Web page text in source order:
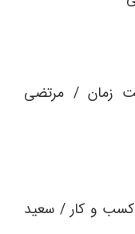
زمان / مرتضی
کسب‌ و کار / سعید